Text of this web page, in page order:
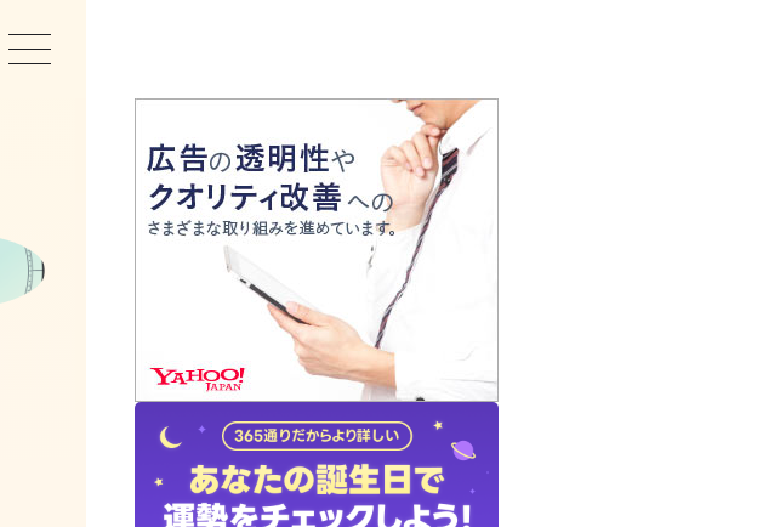
トップ
ユーザーの声
占いの流れ
おすすめの占い師
よくある質問